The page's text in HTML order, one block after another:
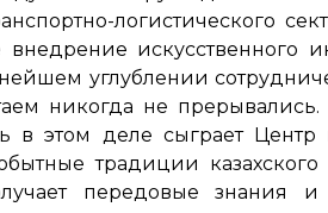
логистического
искусственного
углублении
никогда не
в этом деле сыграет Центр
традиции
передовые знания и